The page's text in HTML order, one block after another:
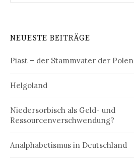
NEUESTE BEITRÄGE
Piast – der Stammvater der Polen
Helgoland
Niedersorbisch als Geld- und
Ressourcenverschwendung?
Analphabetismus in Deutschland